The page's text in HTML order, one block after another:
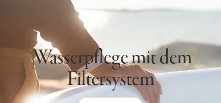
Wasserpflege mit dem
Filtersystem